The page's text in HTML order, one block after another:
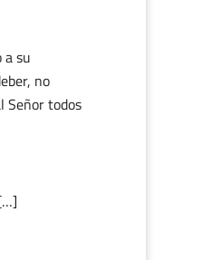
su
no
Señor todos